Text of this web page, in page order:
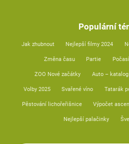
Populární
Jak zhubnout Nejlepší filmy 2024
Změna času Partie Počasí
ZOO Nové začátky Auto – katalog
Volby 2025 Svařené víno Tatarák
Pěstování lichořeřišnice Výpočet
Nejlepší palačinky